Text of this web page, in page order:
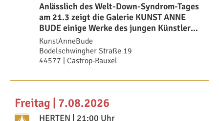
Anlässlich des Welt-Down-Syndrom-Tages
am 21.3 zeigt die Galerie KUNST ANNE
BUDE einige Werke des jungen Künstlers
Valentin
KunstAnneBude
Bodelschwingher Straße 19
44577 | Castrop-Rauxel
Freitag | 7.08.2026
HERTEN | 21:00 Uhr